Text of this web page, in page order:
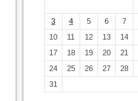
3
4 5 6 7
10
11 12 13 14
17
18 19 20 21
24
25 26 27 28
31